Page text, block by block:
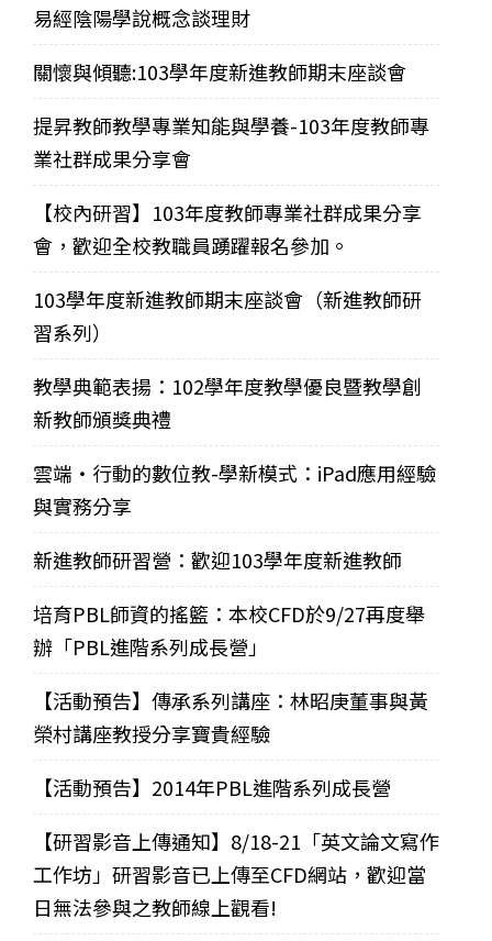
易經陰陽學說概念談理財
關懷與傾聽:103學年度新進教師期末座談會
提昇教師教學專業知能與學養-103年度教師專
業社群成果分享會
【校內研習】103年度教師專業社群成果分享
會，歡迎全校教職員踴躍報名參加。
103學年度新進教師期末座談會（新進教師研
習系列）
教學典範表揚：102學年度教學優良暨教學創
新教師頒獎典禮
雲端‧行動的數位教-學新模式：iPad應用經驗
與實務分享
新進教師研習營：歡迎103學年度新進教師
培育PBL師資的搖籃：本校CFD於9/27再度舉
辦「PBL進階系列成長營」
【活動預告】傳承系列講座：林昭庚董事與黃
榮村講座教授分享寶貴經驗
【活動預告】2014年PBL進階系列成長營
【研習影音上傳通知】8/18-21「英文論文寫作
工作坊」研習影音已上傳至CFD網站，歡迎當
日無法參與之教師線上觀看!